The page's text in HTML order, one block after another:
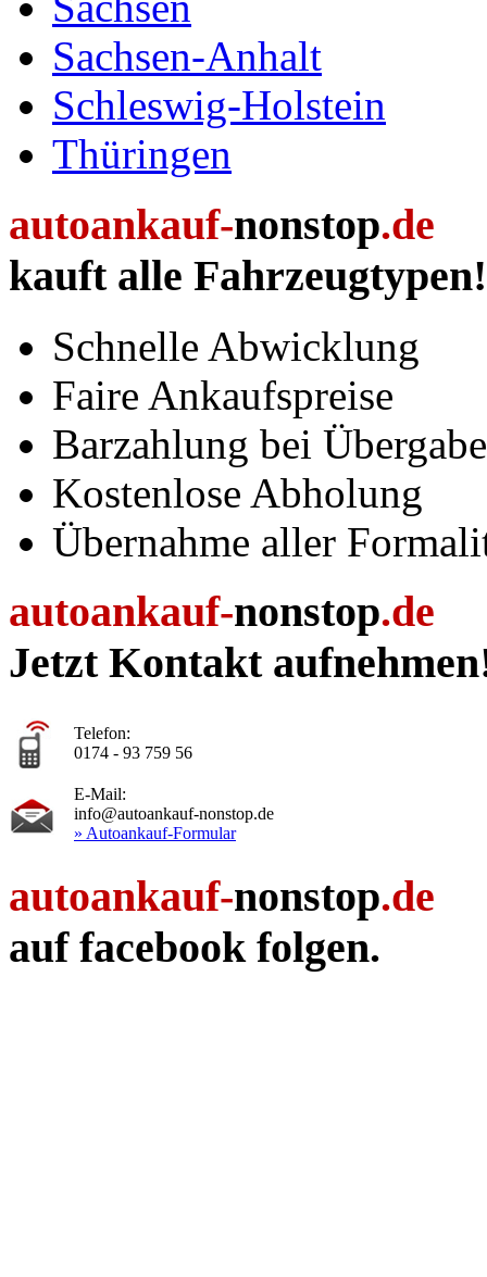
Sachsen-Anhalt
Schleswig-Holstein
Thüringen
autoankauf-nonstop.de
kauft alle Fahrzeugtypen!
Schnelle Abwicklung
Faire Ankaufspreise
Barzahlung bei Übergabe
Kostenlose Abholung
Übernahme aller
autoankauf-nonstop.de
Jetzt Kontakt
Telefon:
0174 - 93 759 56
E-Mail:
info@autoankauf-nonstop.de
» Autoankauf-Formular
autoankauf-nonstop.de
auf facebook folgen.